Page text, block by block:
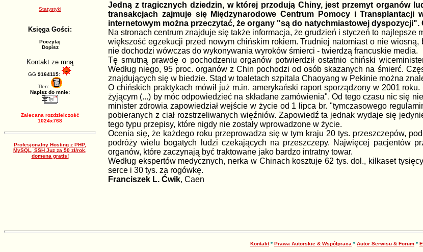
Statystyki
Księga Gości:
Poczytaj
Dopisz
Kontakt ze mną
GG 9164115:
Tlen:
Napisz do mnie:
Zalecana rozdzielczość
1024x768
Profesjonalny Hosting z PHP,
MySQL, SSH Juz za 50 zł/rok,
domena gratis!
Jedną z tragicznych dziedzin, w której przodują Chiny, jest przemyt organów
transakcjach zajmuje się Międzynarodowe Centrum Pomocy i
internetowym można przeczytać, że organy "są do natychmiastowej
Na stronach centrum znajduje się także informacja, że grudzień i styczeń to
większość egzekucji przed nowym chińskim rokiem. Trudniej natomiast o nie
nie dochodzi wówczas do wykonywania wyroków śmierci - twierdzą francuskie media.
Tę smutną prawdę o pochodzeniu organów potwierdził ostatnio chiński
Według niego, 95 proc. organów z Chin pochodzi od osób skazanych na śmierć.
znajdujących się w biedzie. Stąd w toaletach szpitala Chaoyang w Pekinie można
O chińskich praktykach mówił już m.in. amerykański raport sporządzony w 2001
żyjącym (...) by móc odpowiedzieć na składane zamówienia". Od tego czasu nic się
minister zdrowia zapowiedział wejście w życie od 1 lipca br. "tymczasowego
pobieranych z ciał rozstrzeliwanych więźniów. Zapowiedź ta jednak wydaje się
tego typu przepisy, które nigdy nie zostały wprowadzone w życie.
Ocenia się, że każdego roku przeprowadza się w tym kraju 20 tys. przeszczepów,
podróży wielu bogatych ludzi czekających na przeszczepy. Najwięcej pacjentów
organów, które zaczynają być traktowane jako bardzo intratny towar.
Według ekspertów medycznych, nerka w Chinach kosztuje 62 tys. dol., kilkaset
serce i 30 tys. za rogówkę.
Franciszek L. Ćwik, Caen
Kontakt* Prawa Autorskie & Współpraca * Autor Serwisu & Forum *